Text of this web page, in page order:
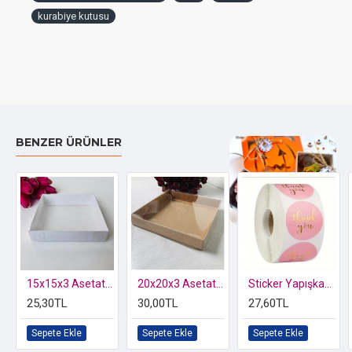
Kullanım Alanları ve Amaçları
Nikah şekeri, sünnet şekeri, Anneler Günü, Sevgililer
Günü, Bayram, Cadılar Bayramı
gibi kişiye özel veya
hediyelik ürünlerinizin sunumunda güvenle
kullanabilirsiniz.
Satış Koşulları ve Teslimat Bilgileri
Ürünlerminimum 10 adet olarak satılır.
Bu, hem küçük işletmeler hem de kişisel kullanımlar için
esneklik sunar.
Kolay Kurulum: Kutular demonte olarak gönderilir.
sayede nakliyeden tasarruf edilir ve ürünlerin güvenliği
sağlanır. Katlaması oldukçakolay ve pratiktir, hızlıca
kurabiye kutusu
BENZER ÜRÜNLER
25,30TL
Sepete Ekle
30,00TL
Sepete Ekle
27,60TL
Sepete Ekle
Özel kutusunda 2 li Kelebek Biblo